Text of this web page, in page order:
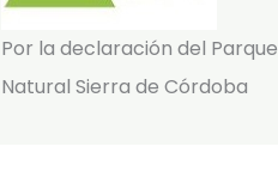
Por la declaración del Parque
Natural Sierra de Córdoba